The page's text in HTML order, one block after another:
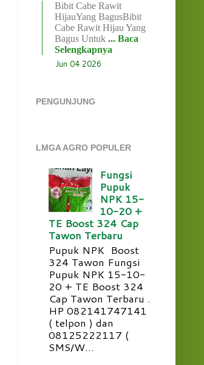
Bibit Cabe Rawit
HijauYang BagusBibit
Cabe Rawit Hijau Yang
Bagus Untuk ... Baca
Selengkapnya
Jun 04 2026
PENGUNJUNG
LMGA AGRO POPULER
Fungsi
Pupuk
NPK 15-
10-20 +
TE Boost 324 Cap
Tawon Terbaru
Pupuk NPK Boost
324 Tawon Fungsi
Pupuk NPK 15-10-
20 + TE Boost 324
Cap Tawon Terbaru .
HP 082141747141
( telpon ) dan
08125222117 (
SMS/W...